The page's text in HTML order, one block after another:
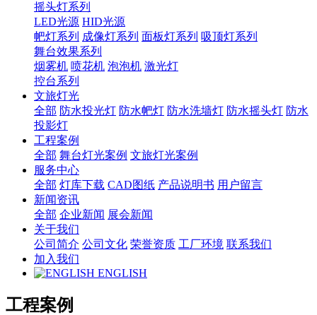
摇头灯系列
LED光源 HID光源
帊灯系列 成像灯系列 面板灯系列 吸顶灯系列
舞台效果系列
烟雾机 喷花机 泡泡机 激光灯
控台系列
文旅灯光
全部 防水投光灯 防水帊灯 防水洗墙灯 防水摇头灯 防水
投影灯
工程案例
全部 舞台灯光案例 文旅灯光案例
服务中心
全部 灯库下载 CAD图纸 产品说明书 用户留言
新闻资讯
全部 企业新闻 展会新闻
关于我们
公司简介 公司文化 荣誉资质 工厂环境 联系我们
加入我们
ENGLISH
工程案例